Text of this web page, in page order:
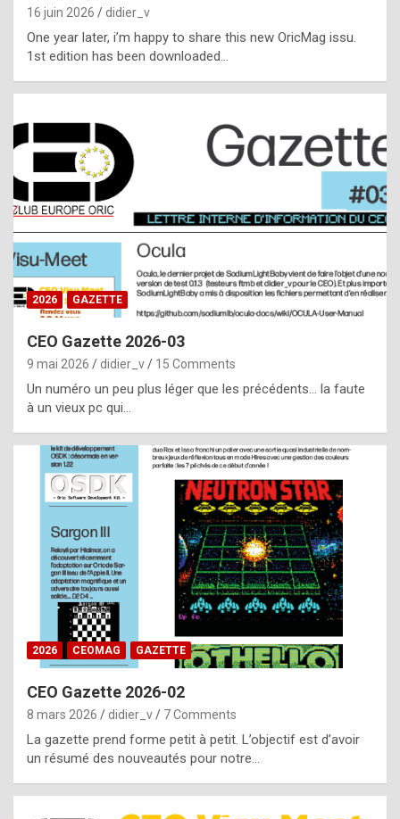
l
t
t
s
t
a
s
i
e
f
o
m
m
a
y
b
e
b
y
g
e
n
u
i
16 juin 2026 didier_v
One year later, i’m happy to share this new OricMag issu.
1st edition has been downloaded…
2026 GAZETTE
CEO Gazette 2026-03
9 mai 2026 didier_v 15 Comments
Un numéro un peu plus léger que les précédents… la faute
à un vieux pc qui…
2026 CEOMAG GAZETTE
CEO Gazette 2026-02
8 mars 2026 didier_v 7 Comments
La gazette prend forme petit à petit. L’objectif est d’avoir
un résumé des nouveautés pour notre…